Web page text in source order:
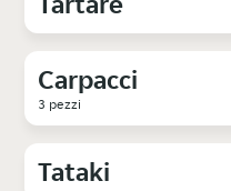
Carpacci
3 pezzi
Tataki